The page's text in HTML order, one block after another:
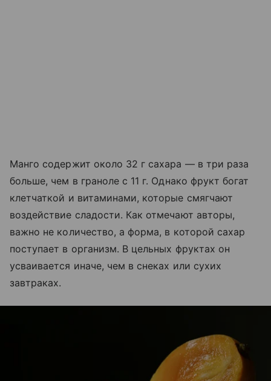
Манго содержит около 32 г сахара — в три раза
больше, чем в граноле с 11 г. Однако фрукт богат
клетчаткой и витаминами, которые смягчают
воздействие сладости. Как отмечают авторы,
важно не количество, а форма, в которой сахар
поступает в организм. В цельных фруктах он
усваивается иначе, чем в снеках или сухих
завтраках.